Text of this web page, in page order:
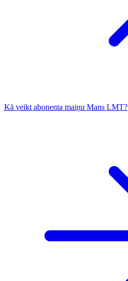
Kā veikt abonenta maiņu Mans LMT?